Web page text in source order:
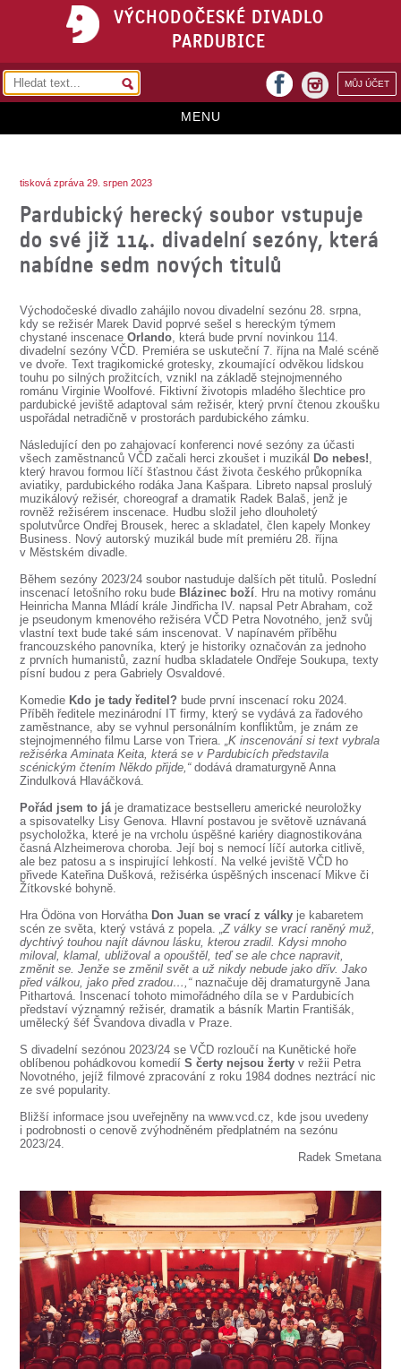
VÝCHODOČESKÉ DIVADLO
PARDUBICE
MŮJ ÚČET
facebook
MENU
REPERTOÁR
VSTUPENKY
KONTAKTY
O DIVADLE
SOUBOR
DÁLE NABÍZÍME
tisková zpráva 29. srpen 2023
Pardubický herecký soubor vstupuje
do své již 114. divadelní sezóny, která
nabídne sedm nových titulů
Východočeské divadlo zahájilo novou divadelní sezónu 28. srpna,
kdy se režisér Marek David poprvé sešel s hereckým týmem
chystané inscenaceOrlando, která bude první novinkou 114.
divadelní sezóny VČD. Premiéra se uskuteční 7. října na Malé scéně
ve dvoře. Text tragikomické grotesky, zkoumající odvěkou lidskou
touhu po silných prožitcích, vznikl na základě stejnojmenného
románu Virginie Woolfové. Fiktivní životopis mladého šlechtice pro
pardubické jeviště adaptoval sám režisér, který první čtenou zkoušku
uspořádal netradičně v prostorách pardubického zámku.
Následující den po zahajovací konferenci nové sezóny za účasti
všech zaměstnanců VČD začali herci zkoušet i muzikál Do nebes!,
který hravou formou líčí šťastnou část života českého průkopníka
aviatiky, pardubického rodáka Jana Kašpara. Libreto napsal proslulý
muzikálový režisér, choreograf a dramatik Radek Balaš, jenž je
rovněž režisérem inscenace. Hudbu složil jeho dlouholetý
spolutvůrce Ondřej Brousek, herec a skladatel, člen kapely Monkey
Business. Nový autorský muzikál bude mít premiéru 28. října
v Městském divadle.
Během sezóny 2023/24 soubor nastuduje dalších pět titulů. Poslední
inscenací letošního roku bude Blázinec boží. Hru na motivy románu
Heinricha Manna Mládí krále Jindřicha IV. napsal Petr Abraham, což
je pseudonym kmenového režiséra VČD Petra Novotného, jenž svůj
vlastní text bude také sám inscenovat. V napínavém příběhu
francouzského panovníka, který je historiky označován za jednoho
z prvních humanistů, zazní hudba skladatele Ondřeje Soukupa, texty
písní budou z pera Gabriely Osvaldové.
Komedie Kdo je tady ředitel? bude první inscenací roku 2024.
Příběh ředitele mezinárodní IT firmy, který se vydává za řadového
zaměstnance, aby se vyhnul personálním konfliktům, je znám ze
stejnojmenného filmu Larse von Triera.„K inscenování si text vybrala
režisérka Aminata Keita, která se v Pardubicích představila
scénickým čtením Někdo přijde,“dodává dramaturgyně Anna
Zindulková Hlaváčková.
Pořád jsem to jáje dramatizace bestselleru americké neuroložky
a spisovatelky Lisy Genova. Hlavní postavou je světově uznávaná
psycholožka, které je na vrcholu úspěšné kariéry diagnostikována
časná Alzheimerova choroba. Její boj s nemocí líčí autorka citlivě,
ale bez patosu a s inspirující lehkostí. Na velké jeviště VČD ho
přivede Kateřina Dušková, režisérka úspěšných inscenací Mikve či
Žítkovské bohyně.
Hra Ödöna von Horvátha Don Juan se vrací z války je kabaretem
scén ze světa, který vstává z popela.„Z války se vrací raněný muž,
dychtivý touhou najít dávnou lásku, kterou zradil. Kdysi mnoho
miloval, klamal, ubližoval a opouštěl, teď se ale chce napravit,
změnit se. Jenže se změnil svět a už nikdy nebude jako dřív. Jako
před válkou, jako před zradou…,“ naznačuje děj dramaturgyně Jana
Pithartová. Inscenací tohoto mimořádného díla se v Pardubicích
představí významný režisér, dramatik a básník Martin Františák,
umělecký šéf Švandova divadla v Praze.
S divadelní sezónou 2023/24 se VČD rozloučí na Kunětické hoře
oblíbenou pohádkovou komediíS čerty nejsou žerty v režii Petra
Novotného, jejíž filmové zpracování z roku 1984 dodnes neztrácí nic
ze své popularity.
Bližší informace jsou uveřejněny na www.vcd.cz, kde jsou uvedeny
i podrobnosti o cenově zvýhodněném předplatném na sezónu
2023/24.
Radek Smetana